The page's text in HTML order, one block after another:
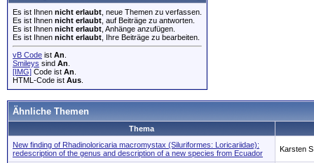
Es ist Ihnen nicht erlaubt , neue Themen zu verfassen.
Es ist Ihnen nicht erlaubt , auf Beiträge zu antworten.
Es ist Ihnen nicht erlaubt , Anhänge anzufügen.
Es ist Ihnen nicht erlaubt , Ihre Beiträge zu bearbeiten.
vB Code ist An
Smileys sind An
[IMG] Code ist An
HTML-Code ist Aus
Ähnliche Themen
Thema
New finding of Rhadinoloricaria macromystax (Siluriformes: Loricariidae):
redescription of the genus and description of a new species from Ecuador
Karsten